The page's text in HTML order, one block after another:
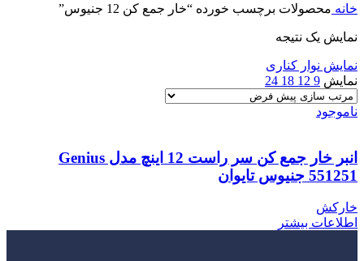
خانه محصولات برچسب خورده “خار جمع کن 12 جنیوس”
نمایش یک نتیجه
نمایش نوار کناری
نمایش 9
12
18
24
ناموجود
انبر خار جمع کن سر راست 12 اینچ مدل Genius
551251 جنیوس تایوان
خارکش
اطلاعات بیشتر